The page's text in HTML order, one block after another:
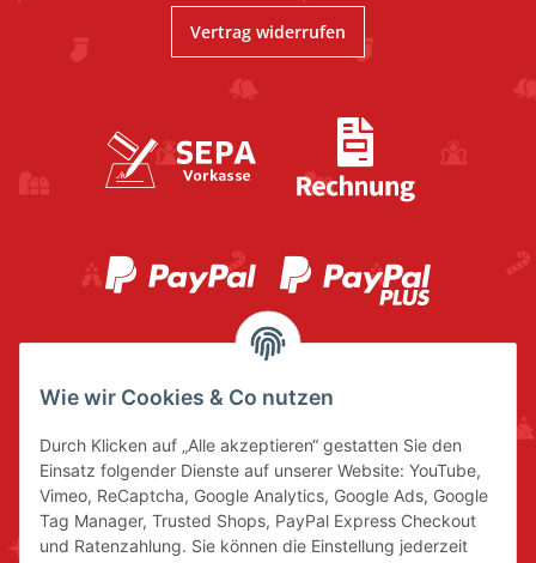
Vertrag widerrufen
Wie wir Cookies & Co nutzen
Durch Klicken auf „Alle akzeptieren“ gestatten Sie den
Einsatz folgender Dienste auf unserer Website: YouTube,
Vimeo, ReCaptcha, Google Analytics, Google Ads, Google
Tag Manager, Trusted Shops, PayPal Express Checkout
und Ratenzahlung. Sie können die Einstellung jederzeit